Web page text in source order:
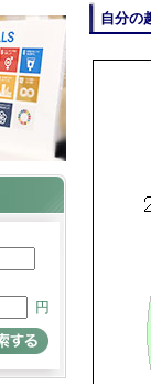
円
自分の